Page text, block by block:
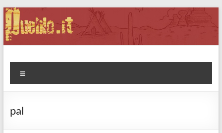
Salta
al
contenuto
Pueblo.it
Fabio Forte, ovvero: il richiamo della Foresta
pal